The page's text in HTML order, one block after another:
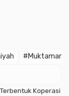
#Muktamar
Koperasi